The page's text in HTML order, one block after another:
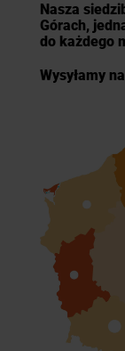
Nasza
Górach,
do każdego
Wysyłamy